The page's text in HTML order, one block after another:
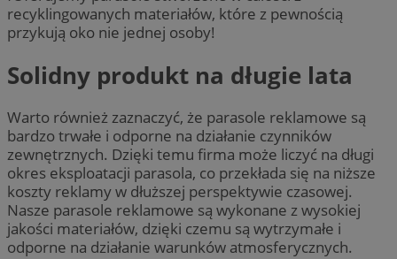
recyklingowanych materiałów, które z pewnością
przykują oko nie jednej osoby!
Solidny produkt na długie lata
Warto również zaznaczyć, że parasole reklamowe są
bardzo trwałe i odporne na działanie czynników
zewnętrznych. Dzięki temu firma może liczyć na długi
okres eksploatacji parasola, co przekłada się na niższe
koszty reklamy w dłuższej perspektywie czasowej.
Nasze parasole reklamowe są wykonane z wysokiej
jakości materiałów, dzięki czemu są wytrzymałe i
odporne na działanie warunków atmosferycznych.